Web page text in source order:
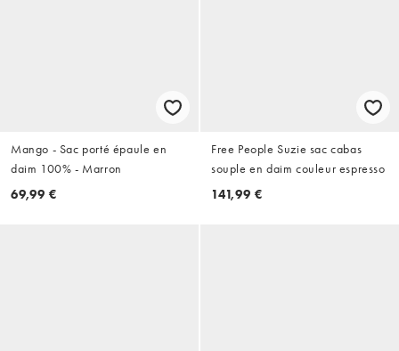
Mango - Sac porté épaule en
daim 100% - Marron
69,99 €
Free People Suzie sac cabas
souple en daim couleur espresso
141,99 €